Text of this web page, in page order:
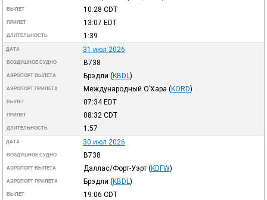
ВЫЛЕТ 10:28 CDT
ПРИЛЕТ 13:07 EDT
ДЛИТЕЛЬНОСТЬ 1:39
ДАТА 31 июл 2026
ВОЗДУШНОЕ СУДНО B738
АЭРОПОРТ ВЫЛЕТА Брэдли (KBDL )
АЭРОПОРТ ПРИЛЕТА Международный О’Хара (KORD)
ВЫЛЕТ 07:34EDT
ПРИЛЕТ 08:32 CDT
ДЛИТЕЛЬНОСТЬ 1:57
ДАТА 30 июл 2026
ВОЗДУШНОЕ СУДНО B738
АЭРОПОРТ ВЫЛЕТА Даллас/Форт-Уэрт (KDFW)
АЭРОПОРТ ПРИЛЕТА Брэдли (KBDL )
ВЫЛЕТ 19:06 CDT